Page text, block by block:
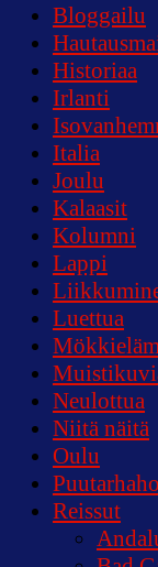
Bloggailu
Historiaa
Irlanti
Italia
Joulu
Kalaasit
Kolumni
Lappi
Luettua
Neulottua
Niitä näitä
Oulu
Reissut